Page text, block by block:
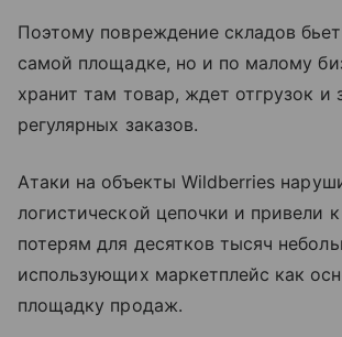
Поэтому повреждение складов
самой площадке, но и по малому
хранит там товар, ждет отгрузок и
регулярных заказов.
Атаки на объекты Wildberries
логистической цепочки и привели
потерям для десятков тысяч
использующих маркетплейс как
площадку продаж.